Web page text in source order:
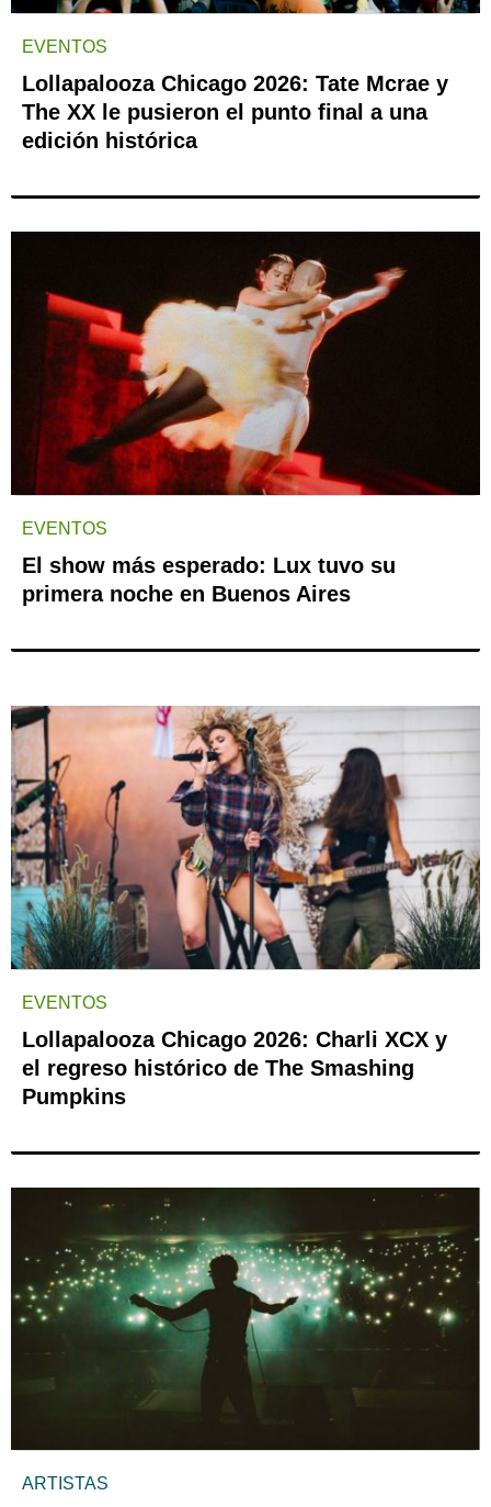
EVENTOS
Lollapalooza Chicago 2026: Tate Mcrae y
The XX le pusieron el punto final a una
edición histórica
EVENTOS
El show más esperado: Lux tuvo su
primera noche en Buenos Aires
EVENTOS
Lollapalooza Chicago 2026: Charli XCX y
el regreso histórico de The Smashing
Pumpkins
ARTISTAS